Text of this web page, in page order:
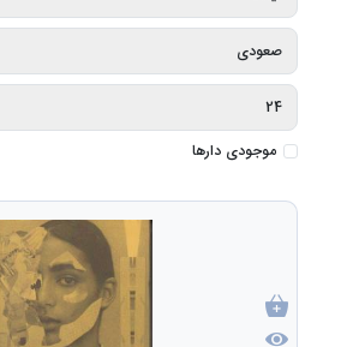
موجودی دارها